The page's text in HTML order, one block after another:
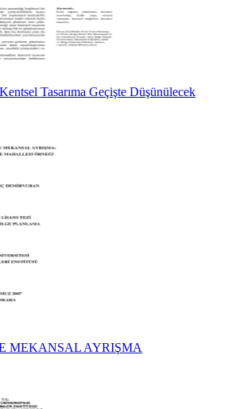
Tasarıma Geçişte Düşünülecek
MEKANSAL AYRIŞMA